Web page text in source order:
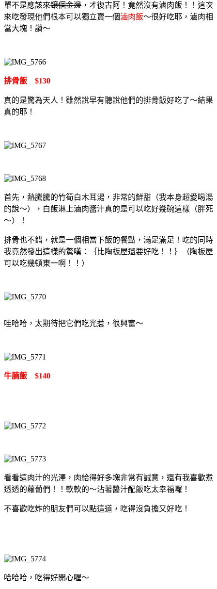
單不是應該來鑲個金邊 ，才復古阿！竟然沒有滷肉飯！！這次
來吃發現他們根本可以獨立賣一個滷肉飯～很好吃耶，滷肉相
當大塊！讚～
排骨飯 $130
真的是驚為天人！雖然說早有聽說他們的排骨飯好吃了～結果
真的耶！
首先，熱騰騰的竹筍白木耳湯，非常的鮮甜（我本身超愛喝湯
的說～），白飯淋上滷肉醬汁真的是可以吃好幾碗這樣（胖死
～）！
排骨也不錯，就是一個相當下飯的餐點，滿足滿足！吃的同時
我竟然發出這樣的驚嘆：｛比陶板屋還要好吃！！｝（陶板屋
可以吃幾頓東一啊！！）
哇哈哈，太期待把它們吃光惹，很興奮～
牛腩飯 $140
看看這肉汁的光澤，肉給得好多塊非常有誠意，還有我喜歡煮
透透的蘿蔔們！！軟軟的～沾著醬汁配飯吃太幸福囉！
不喜歡吃炸的朋友們可以點這道，吃得沒負擔又好吃！
哈哈哈，吃得好開心喔～